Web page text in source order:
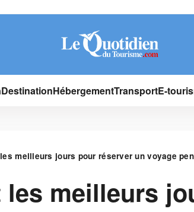
DestinationHébergementTransportE-
meilleurs jours pour réserver un voyage
les meilleurs